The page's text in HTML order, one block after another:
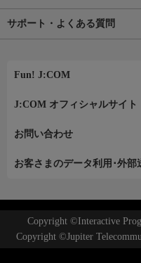
サポート・よくある質問
Fun! J:COM
J:COM オフィシャルサイト
お問い合わせ
お客さまのデータ利用･外部
Copyright ©Interactive
Copyright ©Jupiter